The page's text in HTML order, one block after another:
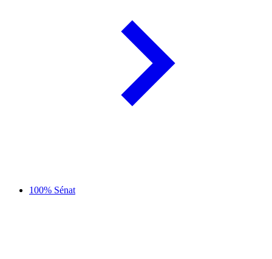
100% Sénat